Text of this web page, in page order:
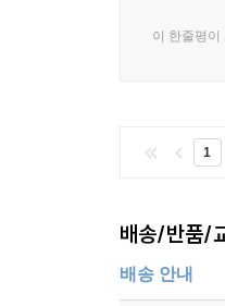
이 한줄평이
1
배송/반품/
배송 안내